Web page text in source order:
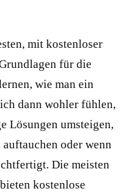
mit kostenloser
für die
wie man ein
dann wohler fühlen,
Lösungen umsteigen,
oder wenn
Die meisten
kostenlose